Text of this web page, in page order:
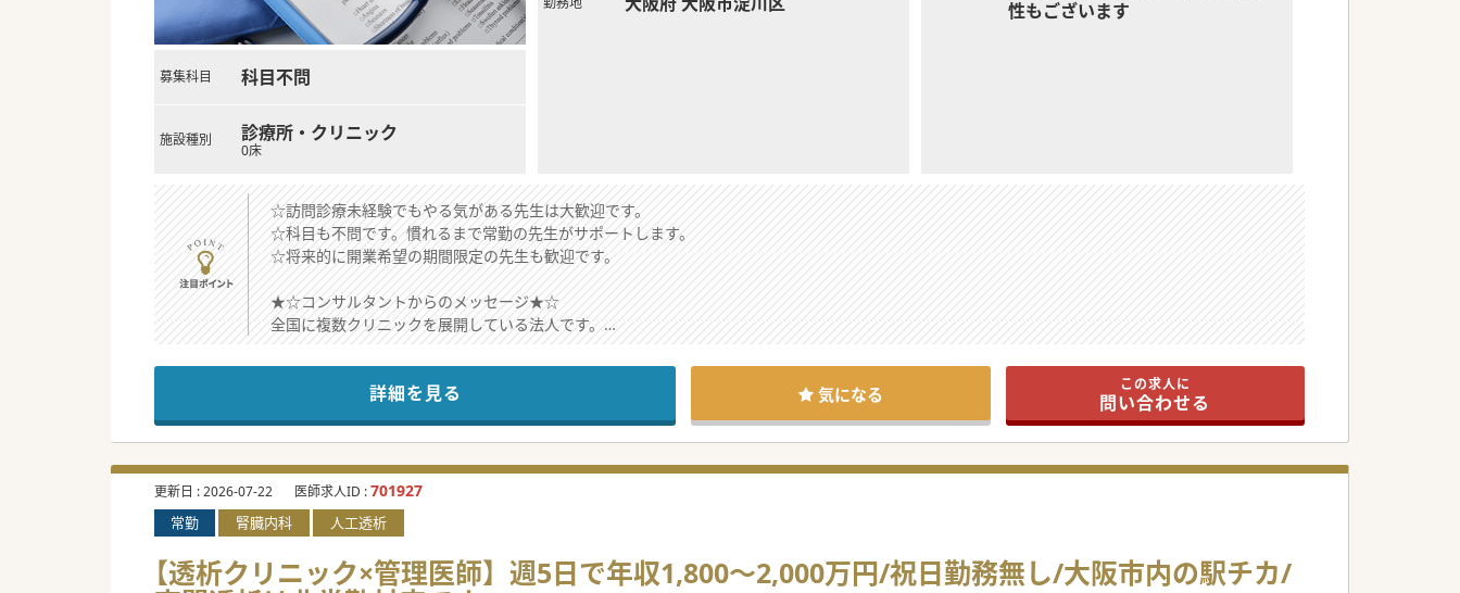
募集科目 科目不問
施設種別 診療所・クリニック
0床
性もございます
☆訪問診療未経験でもやる気がある先生は大歓迎です。
☆科目も不問です。慣れるまで常勤の先生がサポートします。
☆将来的に開業希望の期間限定の先生も歓迎です。
★☆コンサルタントからのメッセージ★☆
全国に複数クリニックを展開している法人です。
病院での専門性を活かしながら、全身管理も学べる環境です。
他の訪問診療クリニックと比較して、スタッフも手厚い点も特徴です。
詳細を見る 気になる この求人に
問い合わせる
更新日 :2026-07-22 医師求人ID :701927
常勤 腎臓内科 人工透析
【透析クリニック×管理医師】週5日で年収1,800～2,000万円/祝日勤務無し/大阪市内の駅チカ/